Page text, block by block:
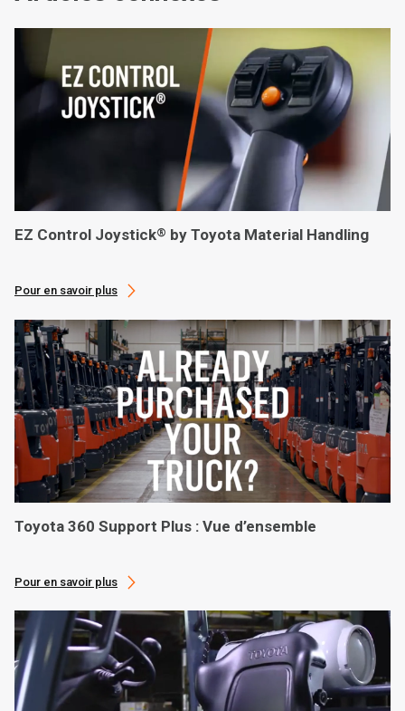
EZ Control Joystick® by Toyota Material Handling
Pour en savoir plus
Toyota 360 Support Plus : Vue d’ensemble
Pour en savoir plus